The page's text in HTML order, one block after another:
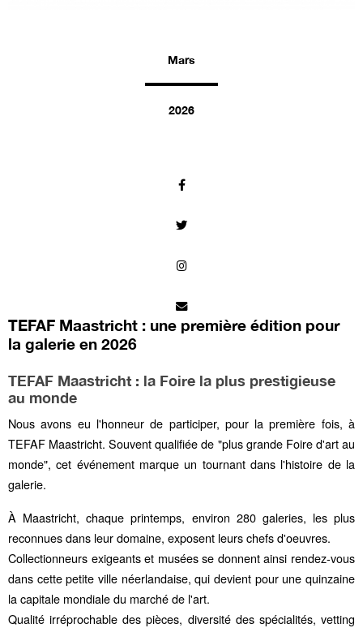
Mars
2026
TEFAF Maastricht : une première édition pour
la galerie en 2026
TEFAF Maastricht : la Foire la plus prestigieuse
au monde
Nous avons eu l'honneur de participer, pour la première fois, à
TEFAF Maastricht. Souvent qualifiée de "plus grande Foire d'art au
monde", cet événement marque un tournant dans l'histoire de la
galerie.
À Maastricht, chaque printemps, environ 280 galeries, les plus
reconnues dans leur domaine, exposent leurs chefs d'oeuvres.
Collectionneurs exigeants et musées se donnent ainsi rendez-vous
dans cette petite ville néerlandaise, qui devient pour une quinzaine
la capitale mondiale du marché de l'art.
Qualité irréprochable des pièces, diversité des spécialités, vetting